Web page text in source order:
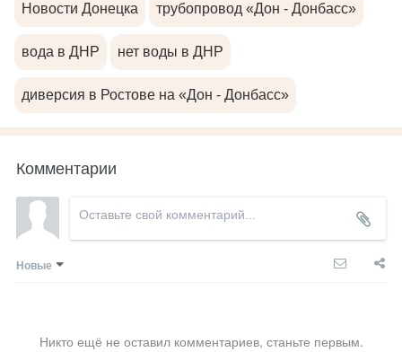
Новости Донецка трубопровод «Дон - Донбасс»
вода в ДНР нет воды в ДНР
диверсия в Ростове на «Дон - Донбасс»
Комментарии
Новые
Никто ещё не оставил комментариев, станьте первым.